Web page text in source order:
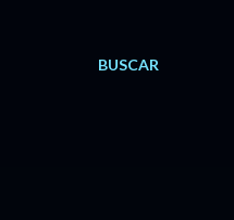
BUSCAR